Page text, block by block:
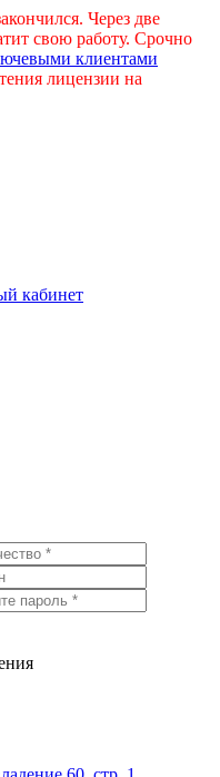
Через две
свою работу. Срочно
клиентами
лицензии на
кабинет